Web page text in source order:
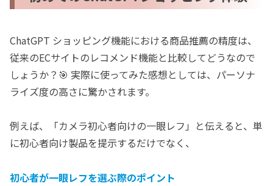
ChatGPT ショッピング機能における商品推薦の精度は、
従来のECサイトのレコメンド機能と比較してどうなので
しょうか？🎯 実際に使ってみた感想としては、パーソナ
ライズ度の高さに驚かされます。
例えば、「カメラ初心者向けの一眼レフ」と伝えると、単
に初心者向け製品を提示するだけでなく、
初心者が一眼レフを選ぶ際のポイント